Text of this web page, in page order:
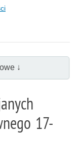
↓
17-